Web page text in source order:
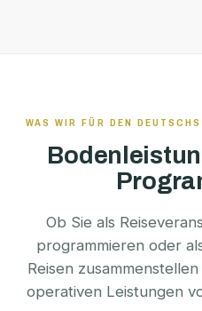
WAS WIR FÜR DEN
Ob Sie als
programmieren oder
Reisen
operativen Leistungen